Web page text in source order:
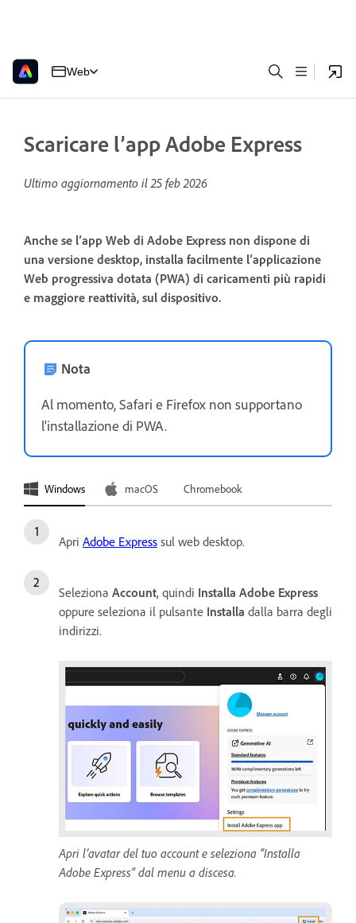
Web
Scaricare l’app Adobe Express
Ultimo aggiornamento il25 feb 2026
Anche se l’app Web di Adobe Express non dispone di
una versione desktop, installa facilmente l’applicazione
Web progressiva dotata (PWA) di caricamenti più rapidi
e maggiore reattività, sul dispositivo.
Nota
Al momento, Safari e Firefox non supportano
l'installazione di PWA.
Windows macOS Chromebook
Apri Adobe Express sul web desktop.
Seleziona Account, quindi Installa Adobe Express
oppure seleziona il pulsante Installa dalla barra degli
indirizzi.
Apri l’avatar del tuo account e seleziona “Installa
Adobe Express” dal menu a discesa.